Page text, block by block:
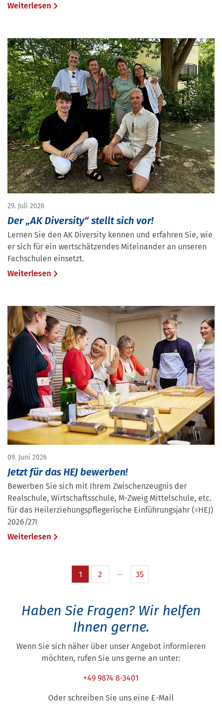
Weiterlesen
29. Juli 2026
Der „AK Diversity“ stellt sich vor!
Lernen Sie den AK Diversity kennen und erfahren Sie, wie
er sich für ein wertschätzendes Miteinander an unseren
Fachschulen einsetzt.
Weiterlesen
09. Juni 2026
Jetzt für das HEJ bewerben!
Bewerben Sie sich mit Ihrem Zwischenzeugnis der
Realschule, Wirtschaftsschule, M-Zweig Mittelschule, etc.
für das Heilerziehungspflegerische Einführungsjahr (=HEJ)
2026/27!
Weiterlesen
1 2 35
Haben Sie Fragen? Wir helfen
Ihnen gerne.
Wenn Sie sich näher über unser Angebot informieren
möchten, rufen Sie uns gerne an unter:
+49 9874 8-3401
Oder schreiben Sie uns eine E-Mail